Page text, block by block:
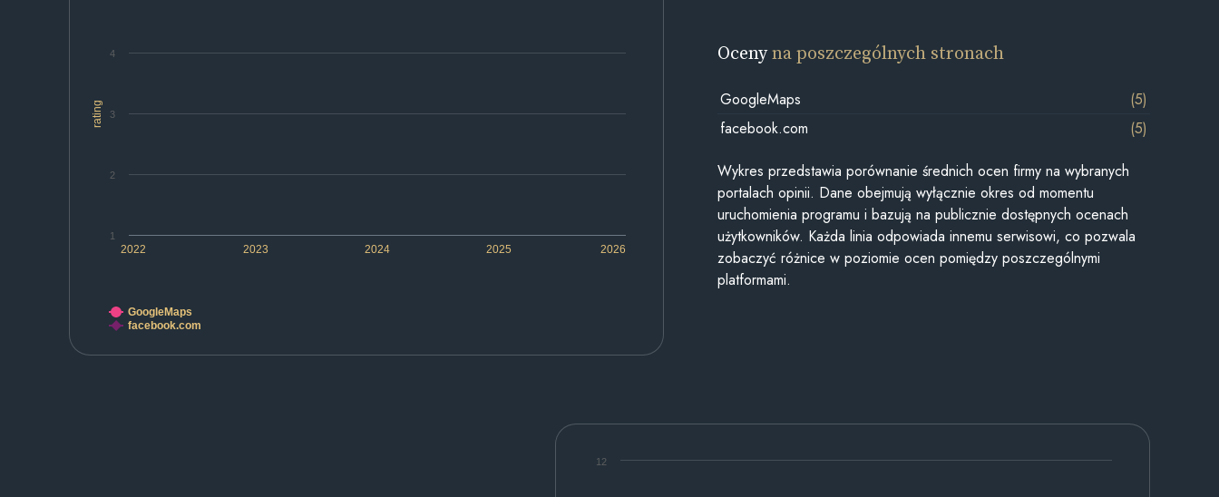
rating
2022 2023 2024 2025 2026
1
2
3
4
GoogleMaps
facebook.com
Ocenyna poszczególnych stronach
GoogleMaps
(5)
facebook.com
(5)
Wykres przedstawia porównanie średnich ocen firmy na wybranych
portalach opinii. Dane obejmują wyłącznie okres od momentu
uruchomienia programu i bazują na publicznie dostępnych ocenach
użytkowników. Każda linia odpowiada innemu serwisowi, co pozwala
zobaczyć różnice w poziomie ocen pomiędzy poszczególnymi
platformami.
12